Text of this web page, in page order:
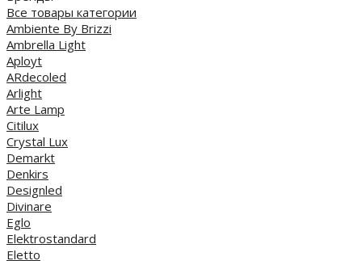
Все товары категории
Ambiente By Brizzi
Ambrella Light
Aployt
ARdecoled
Arlight
Arte Lamp
Citilux
Crystal Lux
Demarkt
Denkirs
Designled
Divinare
Eglo
Elektrostandard
Eletto